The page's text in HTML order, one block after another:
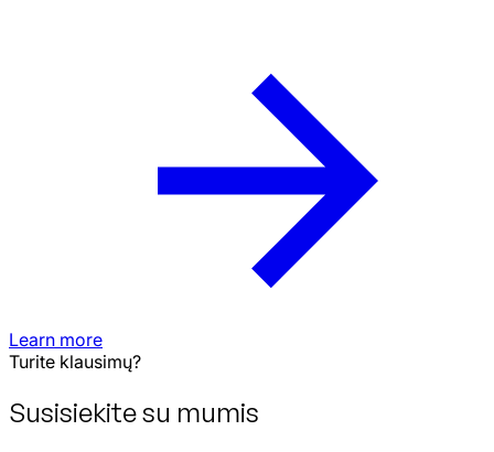
Learn more
Turite klausimų?
Susisiekite su mumis